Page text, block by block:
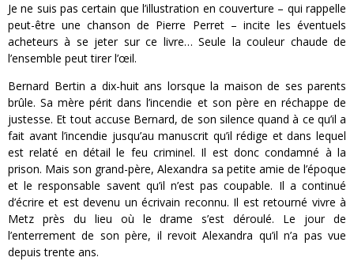
Je ne suis pas certain que l’illustration en couverture – qui rappelle
peut-être une chanson de Pierre Perret – incite les éventuels
acheteurs à se jeter sur ce livre… Seule la couleur chaude de
l’ensemble peut tirer l’œil.
Bernard Bertin a dix-huit ans lorsque la maison de ses parents
brûle. Sa mère périt dans l’incendie et son père en réchappe de
justesse. Et tout accuse Bernard, de son silence quand à ce qu’il a
fait avant l’incendie jusqu’au manuscrit qu’il rédige et dans lequel
est relaté en détail le feu criminel. Il est donc condamné à la
prison. Mais son grand-père, Alexandra sa petite amie de l’époque
et le responsable savent qu’il n’est pas coupable. Il a continué
d’écrire et est devenu un écrivain reconnu. Il est retourné vivre à
Metz près du lieu où le drame s’est déroulé. Le jour de
l’enterrement de son père, il revoit Alexandra qu’il n’a pas vue
depuis trente ans.